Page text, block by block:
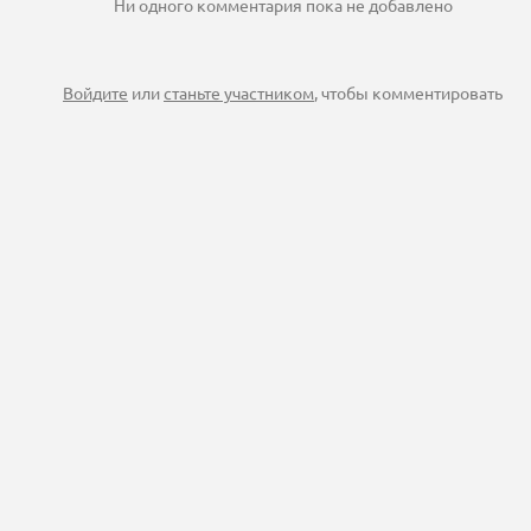
Ни одного комментария пока не добавлено
Войдите илистаньте участником, чтобы комментировать